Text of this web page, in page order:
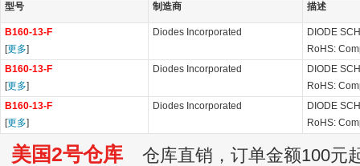
型号 制造商 描述
B160-13-F
[更多]
Diodes Incorporated
DIODE
RoHS:
B160-13-F
[更多]
Diodes Incorporated
DIODE
RoHS:
B160-13-F
[更多]
Diodes Incorporated
DIODE
RoHS:
美国2号仓库 仓库直销，订单金额100元